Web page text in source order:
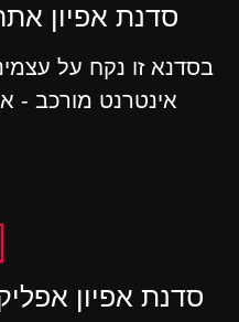
סדנת אפיון
בסדנא זו נקח על
אינטרנט מורכב -
סדנת אפיון